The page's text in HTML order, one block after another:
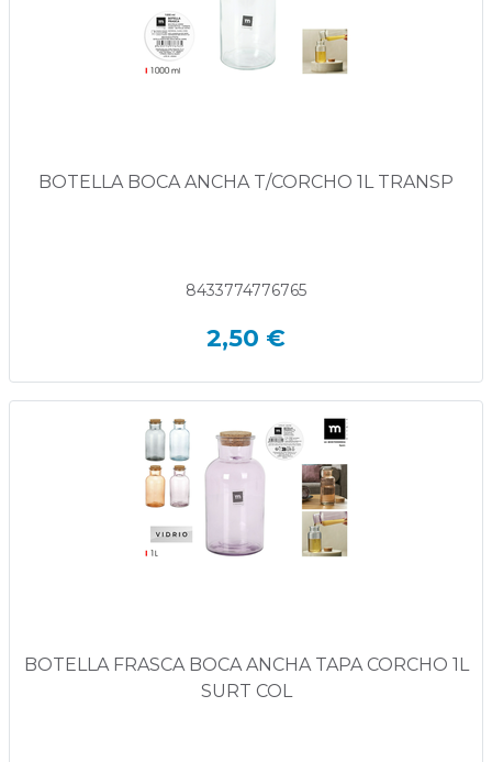
BOTELLA BOCA ANCHA T/CORCHO 1L TRANSP
8433774776765
2,50 €
BOTELLA FRASCA BOCA ANCHA TAPA CORCHO 1L
SURT COL